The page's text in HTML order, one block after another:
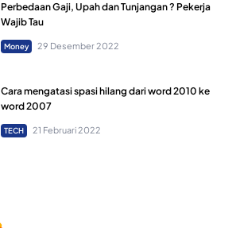
Perbedaan Gaji, Upah dan Tunjangan ? Pekerja
Wajib Tau
Money 29 Desember 2022
Cara mengatasi spasi hilang dari word 2010 ke
word 2007
TECH 21 Februari 2022